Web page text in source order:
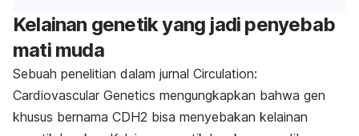
Kelainan genetik yang jadi penyebab
mati muda
Sebuah penelitian dalam jurnal Circulation:
Cardiovascular Genetics mengungkapkan bahwa gen
khusus bernama CDH2 bisa menyebakan kelainan